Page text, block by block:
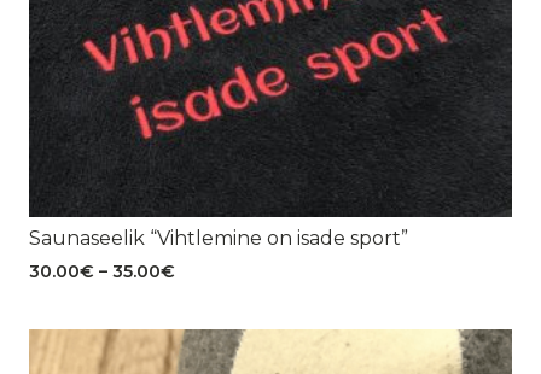
Saunaseelik “Vihtlemine on isade sport”
30.00€ – 35.00€
35.00€